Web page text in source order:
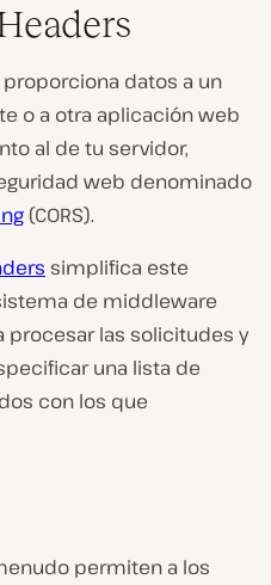
datos a un
o a otra aplicación web
al de tu servidor,
web denominado
(CORS).
simplifica este
de middleware
procesar las solicitudes y
una lista de
con los que
permiten a los